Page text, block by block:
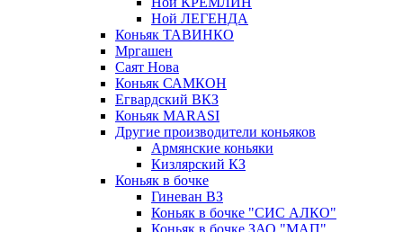
Ной ЛЕГЕНДА
Коньяк ТАВИНКО
Мргашен
Саят Нова
Коньяк САМКОН
Егвардский ВКЗ
Коньяк MARASI
Другие производители коньяков
Армянские коньяки
Кизлярский КЗ
Коньяк в бочке
Гиневан ВЗ
Коньяк в бочке "СИС АЛКО"
Коньяк в бочке ЗАО "МАП"